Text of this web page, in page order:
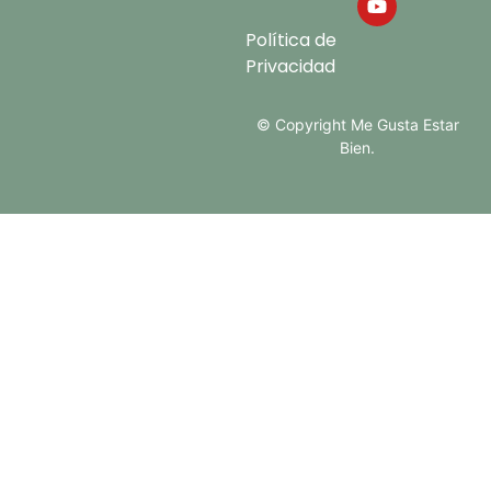
Política de
Privacidad
© Copyright Me Gusta Estar
Bien.